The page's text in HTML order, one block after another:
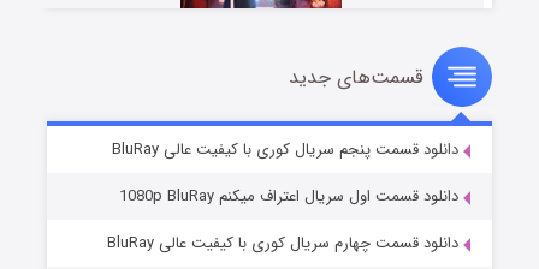
سریال زشت
قسمت۵ (زیرنویس) منتشر شد
قسمت‌های جدید
دانلود قسمت پنجم سریال کوری با کیفیت عالی BluRay
دانلود قسمت اول سریال اعتراف میکنم 1080p BluRay
دانلود قسمت چهارم سریال کوری با کیفیت عالی BluRay